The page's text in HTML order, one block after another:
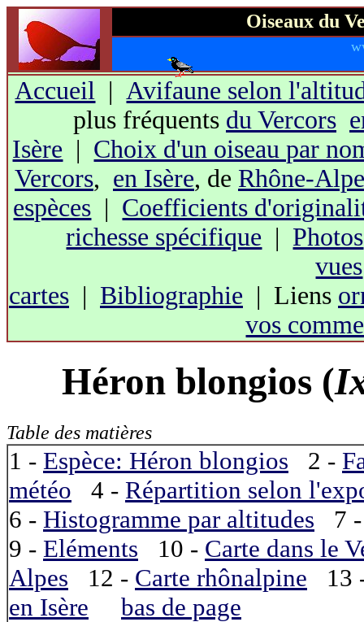
Oiseaux du
Accueil |Avifaune selon
plus fréquents du Vercors
Isère | Choix d'un oiseau par
Vercors, en Isère, de Rhône-
espèces | Coefficients
richesse spécifique | Photos
vues
cartes | Bibliographie | Liens
vos
Héron blongios (
Table des matières
1 - Espèce: Héron blongios 2 -
météo 4 - Répartition selon
6 - Histogramme par altitudes 7
9 - Eléments 10 - Carte dans le
Alpes 12 - Carte rhônalpine 13
en Isère
bas de page